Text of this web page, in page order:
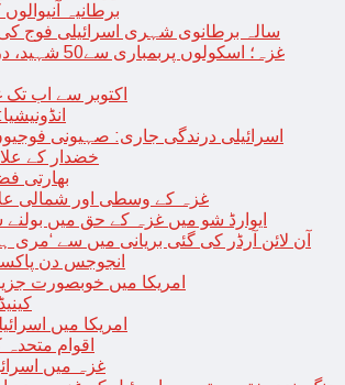
برطانیہ
19 سالہ برطانوی شہری اسرائیلی فوج
غزہ؛ اسکولوں پربمباری سے50 شہید، درجنوں اسرائیلی ٹینک خان یونس میں داخل
7 اکتوبر سے اب تک غزہ کے 19 لاکھ
انڈونیشیا:
اسرائیلی درندگی جاری: صہیونی
خضدار کے
بھارتی
غزہ کے وسطی اور شمالی
“ایوارڈ شو میں غزہ کے حق میں
آن لائن آرڈر کی گئی بریانی میں سے ‘مری
انجوجس دن
امریکا میں خوبصورت جزیرہ صرف 25 لاکھ
امریکا میں
اقوام
غزہ میں اسرائیلی